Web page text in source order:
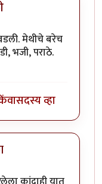
मेथीचे बरेच
भजी, पराठे.
सदस्य व्हा